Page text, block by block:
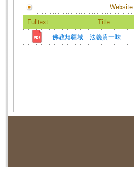
Website
Fulltext Title
佛教無疆域 法義貫一味